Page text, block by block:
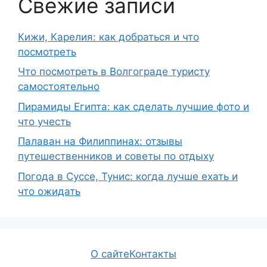
Свежие записи
Кижи, Карелия: как добраться и что
посмотреть
Что посмотреть в Волгограде туристу
самостоятельно
Пирамиды Египта: как сделать лучшие фото и
что учесть
Палаван на Филиппинах: отзывы
путешественников и советы по отдыху
Погода в Суссе, Тунис: когда лучше ехать и
что ожидать
О сайтеКонтакты